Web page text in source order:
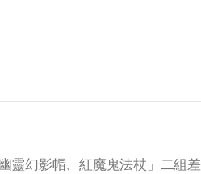
幻影帽、紅魔鬼法杖」二組